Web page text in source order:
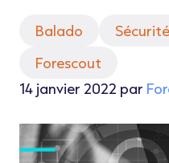
Balado Sécurité
Forescout
14 janvier 2022 par